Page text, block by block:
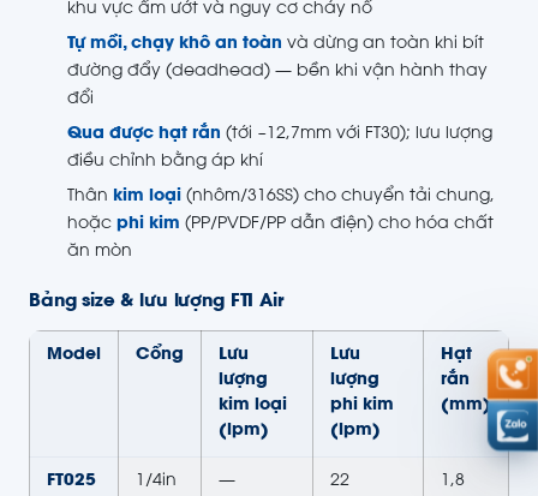
khu vực ẩm ướt và nguy cơ cháy nổ
Tự mồi, chạy khô an toàn và dừng an toàn khi bít
đường đẩy (deadhead) — bền khi vận hành thay
đổi
Qua được hạt rắn (tới ~12,7mm với FT30); lưu lượng
điều chỉnh bằng áp khí
Thân kim loại (nhôm/316SS) cho chuyển tải chung,
hoặc phi kim (PP/PVDF/PP dẫn điện) cho hóa chất
ăn mòn
Bảng size & lưu lượng FTI Air
Model Cổng
Lưu
lượng
kim loại
(lpm)
Lưu
lượng
phi kim
(lpm)
Hạt
rắn
(mm)
FT025 1/4in — 22 1,8